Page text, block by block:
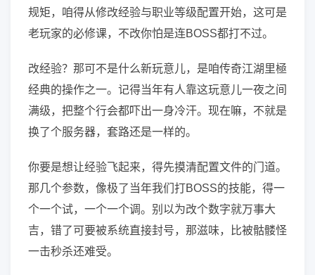
规矩，咱得从修改经验与职业等级配置开始，这可是
老玩家的必修课，不改你怕是连BOSS都打不过。
改经验？那可不是什么新玩意儿，是咱传奇江湖里極
经典的操作之一。记得当年有人靠这玩意儿一夜之间
满级，把整个行会都吓出一身冷汗。现在嘛，不就是
换了个服务器，套路还是一样的。
你要是想让经验飞起来，得先摸清配置文件的门道。
那几个参数，像极了当年我们打BOSS的技能，得一
个一个试，一个一个调。别以为改个数字就万事大
吉，错了可要被系统直接封号，那滋味，比被骷髅怪
一击秒杀还难受。